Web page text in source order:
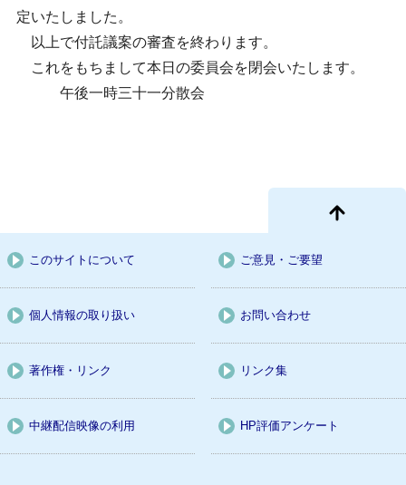
定いたしました。
以上で付託議案の審査を終わります。
これをもちまして本日の委員会を閉会いたします。
午後一時三十一分散会
このサイトについて ご意見・ご要望
個人情報の取り扱い お問い合わせ
著作権・リンク リンク集
中継配信映像の利用 HP評価アンケート